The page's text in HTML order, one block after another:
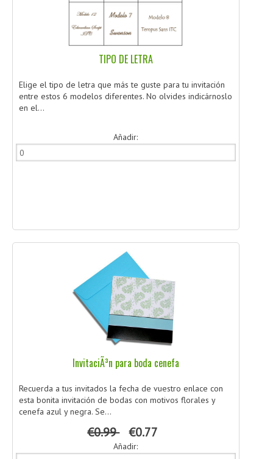
TIPO DE LETRA
Elige el tipo de letra que más te guste para tu invitación
entre estos 6 modelos diferentes. No olvides indicárnoslo
en el...
Añadir:
InvitaciÃ³n para boda cenefa
Recuerda a tus invitados la fecha de vuestro enlace con
esta bonita invitación de bodas con motivos florales y
cenefa azul y negra. Se...
€0.99 €0.77
Añadir: